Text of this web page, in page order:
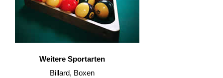
Weitere Sportarten
Billard, Boxen